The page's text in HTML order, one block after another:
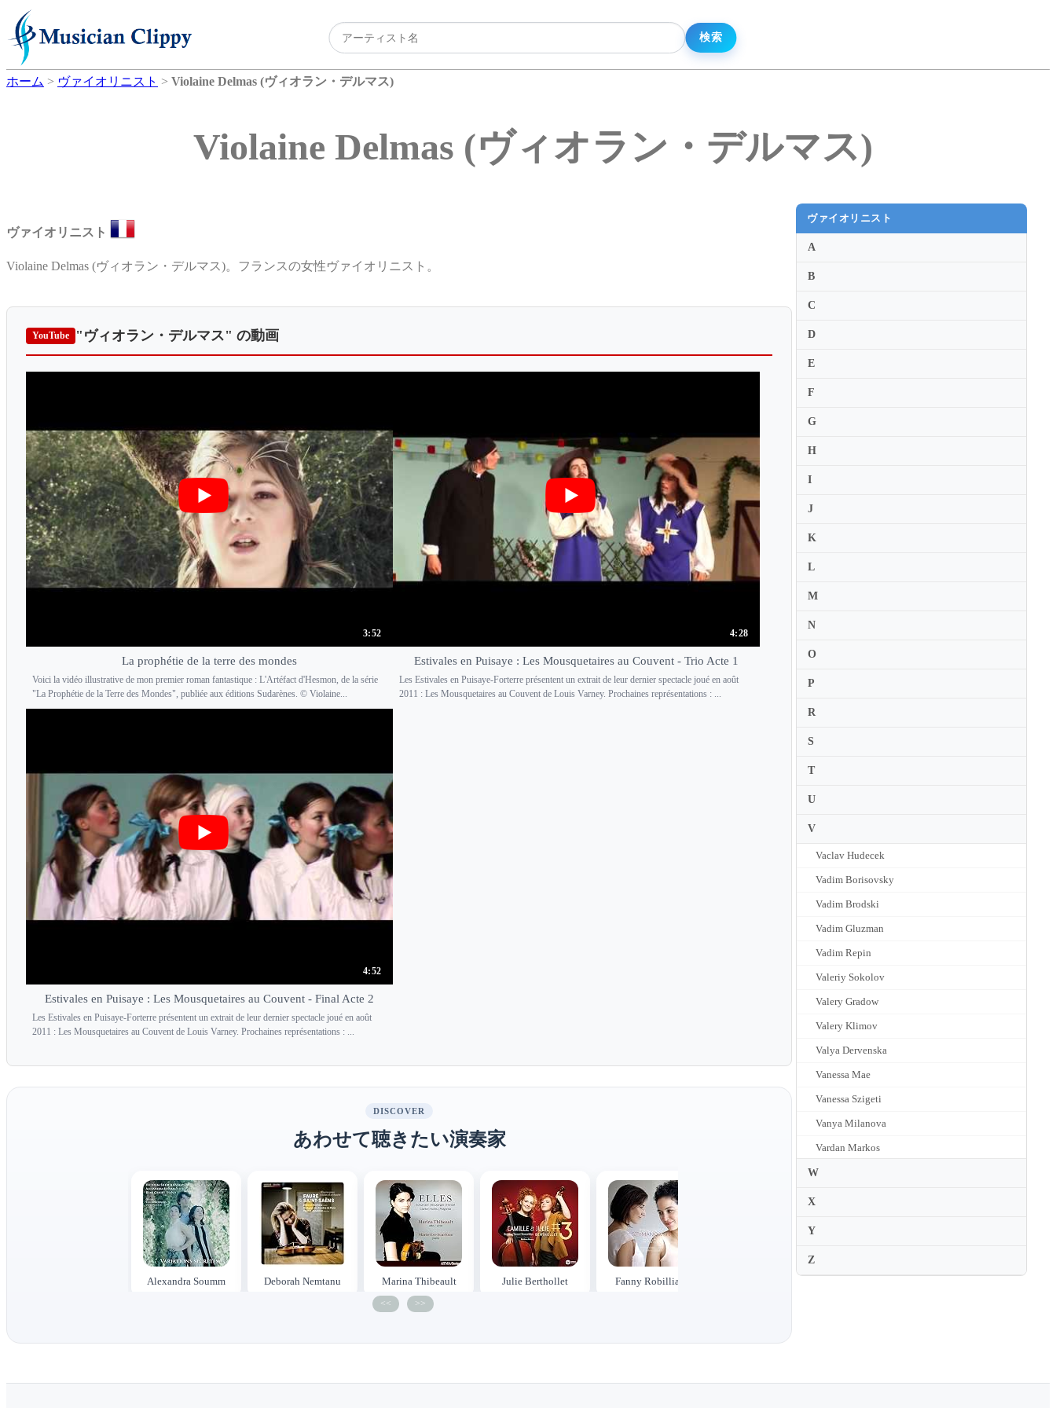
ホーム > ヴァイオリニスト > Violaine Delmas (ヴィオラン・デルマス)
Violaine Delmas (ヴィオラン・デルマス)
ヴァイオリニスト
Violaine Delmas (ヴィオラン・デルマス)。フランスの女性ヴァイオリニスト。
YouTube "ヴィオラン・デルマス" の動画
3:52
La prophétie de la terre des mondes
Voici la vidéo illustrative de mon premier roman fantastique : L'Artéfact d'Hesmon, de la série
"La Prophétie de la Terre des Mondes", publiée aux éditions Sudarènes. © Violaine...
4:28
Estivales en Puisaye : Les Mousquetaires au Couvent - Trio Acte 1
Les Estivales en Puisaye-Forterre présentent un extrait de leur dernier spectacle joué en août
2011 : Les Mousquetaires au Couvent de Louis Varney. Prochaines représentations : ...
4:52
Estivales en Puisaye : Les Mousquetaires au Couvent - Final Acte 2
Les Estivales en Puisaye-Forterre présentent un extrait de leur dernier spectacle joué en août
2011 : Les Mousquetaires au Couvent de Louis Varney. Prochaines représentations : ...
DISCOVER
あわせて聴きたい演奏家
Alexandra Soumm Deborah Nemtanu Marina Thibeault Julie Berthollet Fanny Robilliard
<< >>
ヴァイオリニスト
A
B
C
D
E
F
G
H
I
J
K
L
M
N
O
P
R
S
T
U
V
Vaclav Hudecek
Vadim Borisovsky
Vadim Brodski
Vadim Gluzman
Vadim Repin
Valeriy Sokolov
Valery Gradow
Valery Klimov
Valya Dervenska
Vanessa Mae
Vanessa Szigeti
Vanya Milanova
Vardan Markos
Vasa Prihoda
W
X
Y
Z